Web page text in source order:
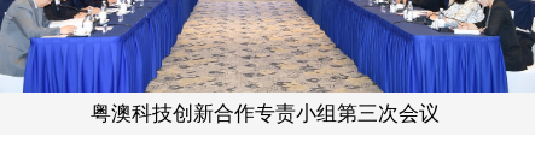
三次会议
与会代表大合照